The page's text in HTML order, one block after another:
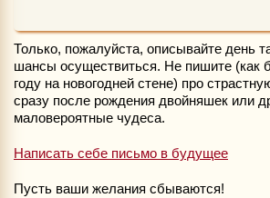
Только, пожалуйста, описывайте день
шансы осуществиться. Не пишите (как
году на новогодней стене) про
сразу после рождения двойняшек или
маловероятные чудеса.
Написать себе письмо в будущее
Пусть ваши желания сбываются!